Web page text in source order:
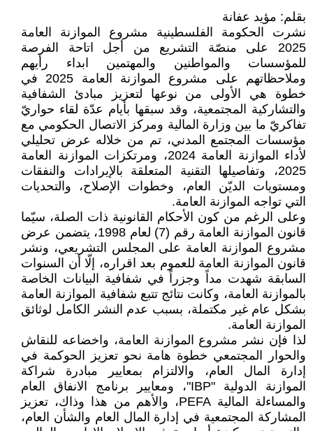
بقلم: مؤيد عفانة
نشرت الحكومة الفلسطينية مشروع الموازنة العامة
2025 على منصّة التشريع من أجل اتاحة الفرصة
للمؤسسات والمواطنين والمهتمين ابداء رأيهم
وملاحظاتهم على مشروع الموازنة العامة 2025 في
خطوة هي الأولى من نوعها لتعزيز مبادئ الشفافية
والتشاركية المجتمعية، وقد سبقها بأيام عدّة لقاء حواريّ
تفاكريّ ما بين وزارة المالية ومركز الاتصال الحكومي مع
مؤسسات المجتمع المدني، تم من خلاله عرض تحليلي
لأداء الموازنة العامة 2024، ومرتكزات الموازنة العامة
2025، وتفاصيلها التقنية المتعلقة بالإيرادات والنفقات
ومستويات الديّن العام، وخطوات الإصلاح، والتحديات
التي تواجه الموازنة العامة.
وعلى الرغم من كون الأحكام القانونية ذات الصلة، سيّما
قانون الموازنة العامة رقم (7) لعام 1998، يتضمن عرض
مشروع الموازنة العامة على المجلس التشريعي، ونشر
قانون الموازنة العامة للعموم بعد اقراره، إلّا أن السنوات
السابقة شهدت مداً وجزراً في شفافية البيانات الخاصة
بالموازنة العامة، وكانت نتائج تتبع شفافية الموازنة العامة
بشكل عام غير مكتملة، بسبب عدم النشر الكامل لوثائق
الموازنة العامة.
لذا فإن نشر مشروع الموازنة العامة، واخضاعه للنقاش
والحوار المجتمعي خطوة هامة نحو تعزيز الحوكمة في
إدارة المال العام، والالتزام بمعايير مبادرة شراكة
الموازنة الدولية "IBP"، ومعايير برنامج الانفاق العام
والمساءلة المالية PEFA، والأهم من هذا وذاك، تعزيز
المشاركة المجتمعية في إدارة المال العام والشأن العام،